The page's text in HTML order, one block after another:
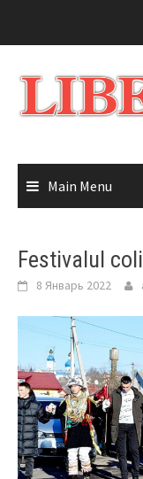
Main Menu
Festivalul
8 Январь 2022